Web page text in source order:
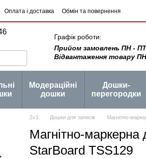
Оплата і доставка
Обмін та повернення
Графік роботи:
Прийом замовлень ПН -
Відвантаження товару
Модераційні
дошки
Дошки-
перегородки
2х3 Дошки для записів Магнітно-
Магнітно-
StarBoard TSS129